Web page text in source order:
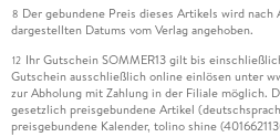
8 Der gebundene Preis dieses Artikels wird
dargestellten Datums vom Verlag angehoben.
12 Ihr Gutschein SOMMER13 gilt bis
Gutschein ausschließlich online einlösen unter
zur Abholung mit Zahlung in der Filiale möglich.
gesetzlich preisgebundene Artikel
preisgebundene Kalender, tolino shine